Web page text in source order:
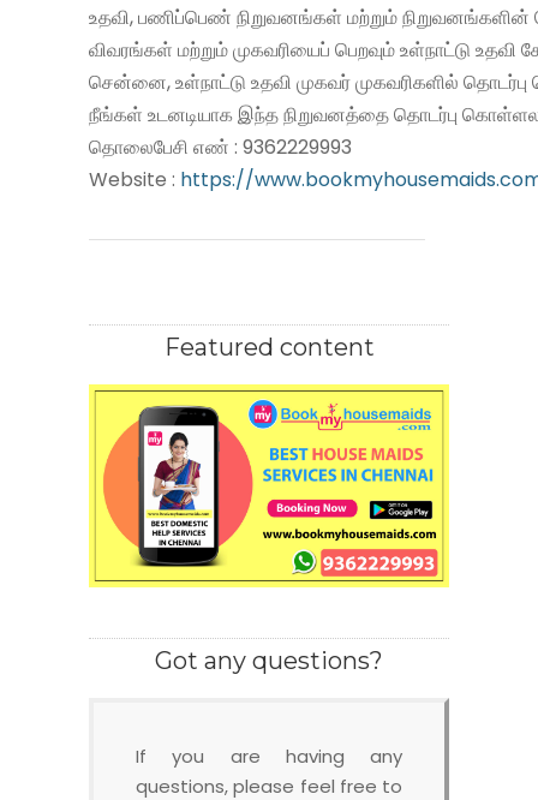
உதவி, பணிப்பெண் நிறுவனங்கள் மற்றும் நிறுவனங்களின்
விவரங்கள் மற்றும் முகவரியைப் பெறவும் உள்நாட்டு உதவி
சென்னை, உள்நாட்டு உதவி முகவர் முகவரிகளில்
நீங்கள் உடனடியாக இந்த நிறுவனத்தை தொடர்பு
தொலைபேசி எண் : 9362229993
Website : https://
Featured content
Got any questions?
If you are having any
questions, please feel free to